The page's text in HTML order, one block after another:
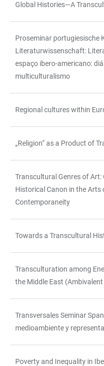
Global Histories—A
Proseminar portugiesische
Literaturwissenschaft:
espaço ibero-americano:
multiculturalismo
Regional cultures within
„Religion“ as a Product of
Transcultural Genres of Art:
Historical Canon in the Arts
Contemporaneity
Towards a Transcultural
Transculturation among
the Middle East
Transversales Seminar
medioambiente y
Poverty and Inequality in